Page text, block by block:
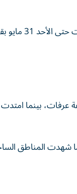
وبدأت الإجازة
شهدت المناطق